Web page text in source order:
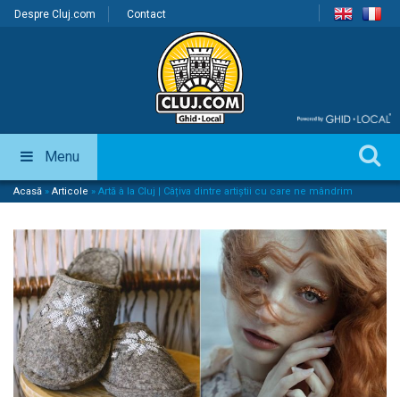
Despre Cluj.com Contact
Menu
Acasă » Articole » Artă à la Cluj | Câțiva dintre artiștii cu care ne mândrim